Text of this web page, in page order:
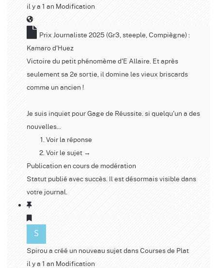
il y a 1 an Modification
Prix Journaliste 2025 (Gr3, steeple, Compiègne) :
Kamaro d'Huez
Victoire du petit phénomème d'E Allaire. Et après
seulement sa 2e sortie, il domine les vieux briscards
comme un ancien !
Je suis inquiet pour Gage de Réussite. si quelqu'un a des
nouvelles...
Voir la réponse
Voir le sujet →
Publication en cours de modération
Statut publié avec succès. Il est désormais visible dans
votre journal.
Spirou a créé un nouveau sujet dansCourses de Plat
il y a 1 an Modification